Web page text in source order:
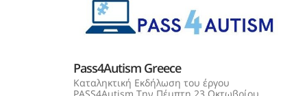
Pass4Autism Greece
Καταληκτική Εκδήλωση του έργου
PASS4Autism Την Πέμπτη 23 Οκτωβρίου